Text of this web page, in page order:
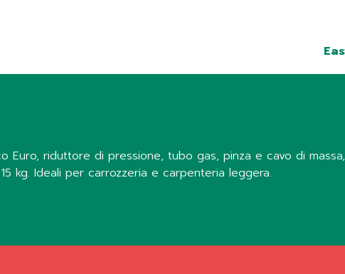
riduttore di pressione, tubo gas, pinza e cavo di
kg. Ideali per carrozzeria e carpenteria leggera.